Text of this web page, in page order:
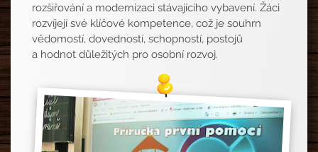
rozšiřování a modernizaci stávajícího vybavení. Žáci
rozvíjejí své klíčové kompetence, což je souhrn
vědomostí, dovedností, schopností, postojů
a hodnot důležitých pro osobní rozvoj.